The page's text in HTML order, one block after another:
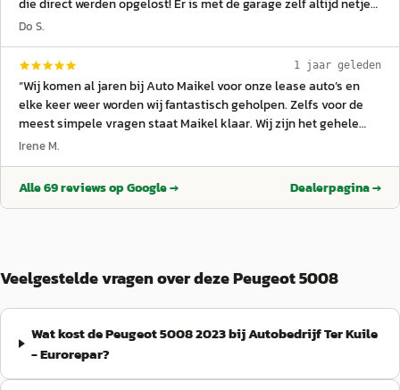
die direct werden opgelost! Er is met de garage zelf altijd netjes
contact met duidelijke onderhoudsafspraken, potentiële
indien die er zijn! Ook al een keer aan de kant van de weg
gestaan met pech waarbij ze direct kwamen om te helpen, super
service, voor mij geen andere auto garage meer! ”
Do S.
1 jaar geleden
“Wij komen al jaren bij Auto Maikel voor onze lease auto’s en
elke keer weer worden wij fantastisch geholpen. Zelfs voor de
meest simpele vragen staat Maikel klaar. Wij zijn het gehele
team ontzettend dankbaar voor de fijne service en de goede
Irene M.
Alle69reviews op Google → Dealerpagina →
Veelgestelde vragen over deze Peugeot 5008
Wat kost de Peugeot 5008 2023 bij Autobedrijf Ter Kuile
- Eurorepar?